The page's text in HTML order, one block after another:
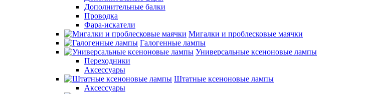
Дополнительные балки
Проводка
Фара-искатели
Мигалки и проблесковые маячки
Галогенные лампы
Универсальные ксеноновые лампы
Переходники
Аксессуары
Штатные ксеноновые лампы
Аксессуары